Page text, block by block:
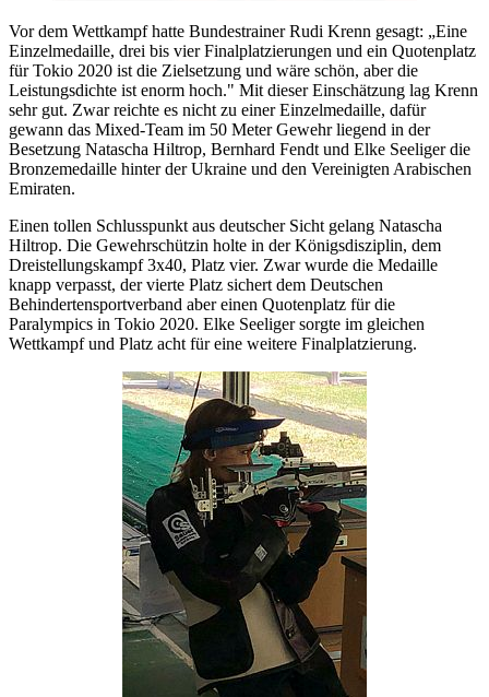
Vor dem Wettkampf hatte Bundestrainer Rudi Krenn gesagt: „Eine
Einzelmedaille, drei bis vier Finalplatzierungen und ein Quotenplatz
für Tokio 2020 ist die Zielsetzung und wäre schön, aber die
Leistungsdichte ist enorm hoch." Mit dieser Einschätzung lag Krenn
sehr gut. Zwar reichte es nicht zu einer Einzelmedaille, dafür
gewann das Mixed-Team im 50 Meter Gewehr liegend in der
Besetzung Natascha Hiltrop, Bernhard Fendt und Elke Seeliger die
Bronzemedaille hinter der Ukraine und den Vereinigten Arabischen
Emiraten.
Einen tollen Schlusspunkt aus deutscher Sicht gelang Natascha
Hiltrop. Die Gewehrschützin holte in der Königsdisziplin, dem
Dreistellungskampf 3x40, Platz vier. Zwar wurde die Medaille
knapp verpasst, der vierte Platz sichert dem Deutschen
Behindertensportverband aber einen Quotenplatz für die
Paralympics in Tokio 2020. Elke Seeliger sorgte im gleichen
Wettkampf und Platz acht für eine weitere Finalplatzierung.